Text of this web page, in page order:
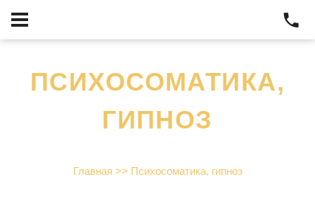
ПСИХОСОМАТИКА,
ГИПНОЗ
Главная >> Психосоматика, гипноз